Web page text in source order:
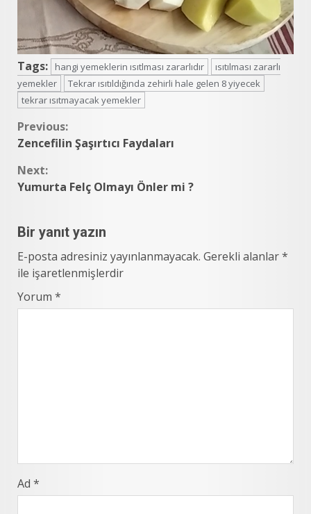
Tags: hangi yemeklerin ısıtlması zararlıdır
ısıtılması zararlı
yemekler
Tekrar ısıtıldığında zehirli hale gelen 8 yiyecek
tekrar ısıtmayacak yemekler
Continue
Reading
Previous:
Zencefilin Şaşırtıcı Faydaları
Next:
Yumurta Felç Olmayı Önler mi ?
Bir yanıt yazın
E-posta adresiniz yayınlanmayacak. Gerekli alanlar*
ile işaretlenmişlerdir
Yorum *
Ad *